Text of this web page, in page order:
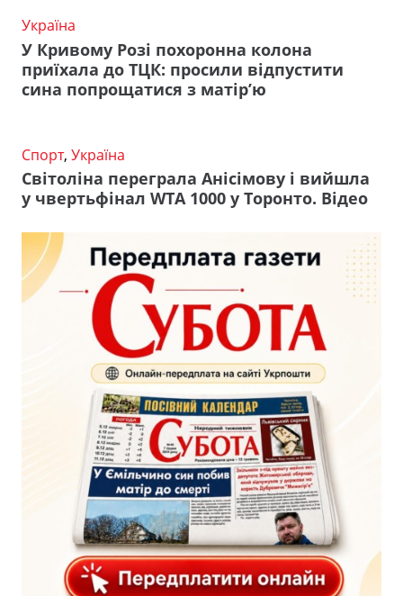
Україна
У Кривому Розі похоронна колона
приїхала до ТЦК: просили відпустити
сина попрощатися з матір’ю
Спорт, Україна
Світоліна переграла Анісімову і вийшла
у чвертьфінал WTA 1000 у Торонто. Відео